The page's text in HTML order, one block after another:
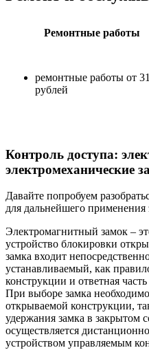
Ремонтные работы
ремонтные работы от
рублей
Контроль доступа:
электромеханические
Давайте попробуем
для дальнейшего применения
Электромагнитный замок –
устройство блокировки
замка входит
устанавливаемый, как
конструкции и ответная
При выборе замка
открываемой конструкции,
удержания замка в закрытом
осуществляется
устройством управляемым